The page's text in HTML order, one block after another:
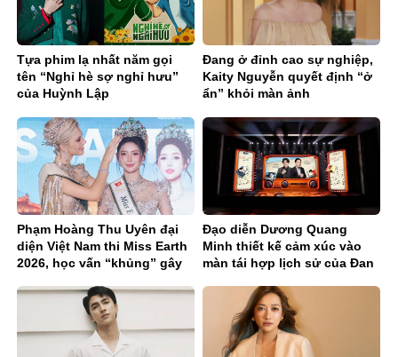
Tựa phim lạ nhất năm gọi
tên “Nghỉ hè sợ nghỉ hưu”
của Huỳnh Lập
Đang ở đỉnh cao sự nghiệp,
Kaity Nguyễn quyết định “ở
ẩn” khỏi màn ảnh
Phạm Hoàng Thu Uyên đại
diện Việt Nam thi Miss Earth
2026, học vấn “khủng” gây
Đạo diễn Dương Quang
Minh thiết kế cảm xúc vào
màn tái hợp lịch sử của Đan